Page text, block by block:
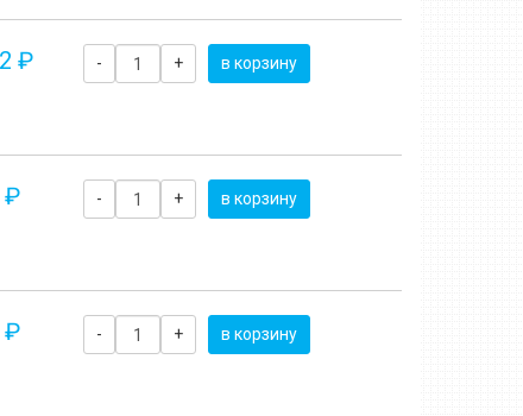
₽ - + в корзину
₽ - + в корзину
₽ - + в корзину